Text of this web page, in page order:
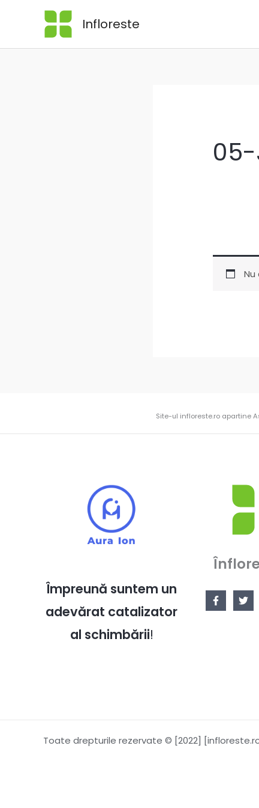
Infloreste
Site-ul infloreste.ro apartine
Împreună suntem un
adevărat catalizator
al schimbării!
Toate drepturile rezervate © [2022]